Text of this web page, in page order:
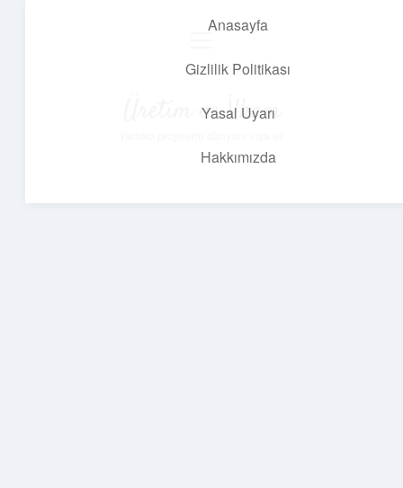
Anasayfa
Gizlilik Politikası
Yasal Uyarı
Hakkımızda
Üretim ve İlham